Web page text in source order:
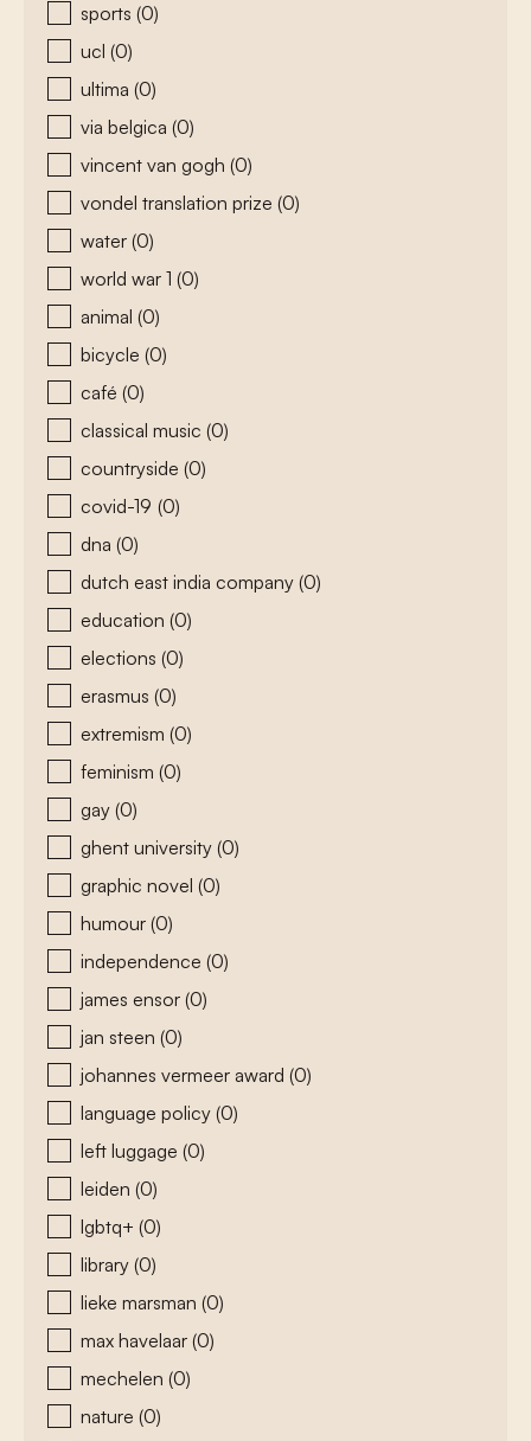
sports (0)
ucl (0)
ultima (0)
via belgica (0)
vincent van gogh (0)
vondel translation prize (0)
water (0)
world war 1 (0)
animal (0)
bicycle (0)
café (0)
classical music (0)
countryside (0)
covid-19 (0)
dna (0)
dutch east india company (0)
education (0)
elections (0)
erasmus (0)
extremism (0)
feminism (0)
gay (0)
ghent university (0)
graphic novel (0)
humour (0)
independence (0)
james ensor (0)
jan steen (0)
johannes vermeer award (0)
language policy (0)
left luggage (0)
leiden (0)
lgbtq+ (0)
library (0)
lieke marsman (0)
max havelaar (0)
mechelen (0)
nature (0)